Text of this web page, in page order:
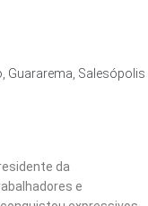
Guararema, Salesópolis
da
e